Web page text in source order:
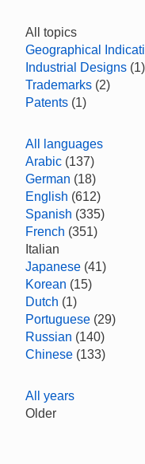
All topics
Geographical
Industrial Designs (1)
Trademarks (2)
Patents (1)
All languages
Arabic (137)
German (18)
English (612)
Spanish (335)
French (351)
Italian
Japanese (41)
Korean (15)
Dutch (1)
Portuguese (29)
Russian (140)
Chinese (133)
All years
Older